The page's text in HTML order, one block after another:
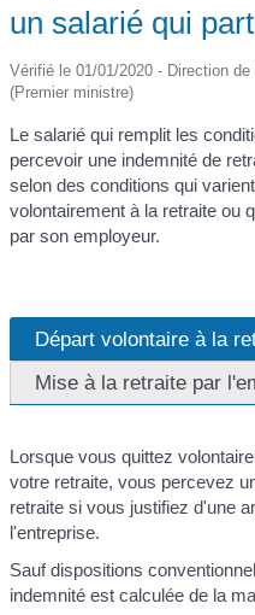
un salarié qui
Vérifié le 01/01/2020 - Direction
(Premier ministre)
Le salarié qui remplit les
percevoir une indemnité de
selon des conditions qui
volontairement à la retraite ou
par son employeur.
Départ volontaire à la
Mise à la retraite par
Lorsque vous quittez
votre retraite, vous percevez
retraite si vous justifiez d'une
l'entreprise.
Sauf dispositions
indemnité est calculée de la